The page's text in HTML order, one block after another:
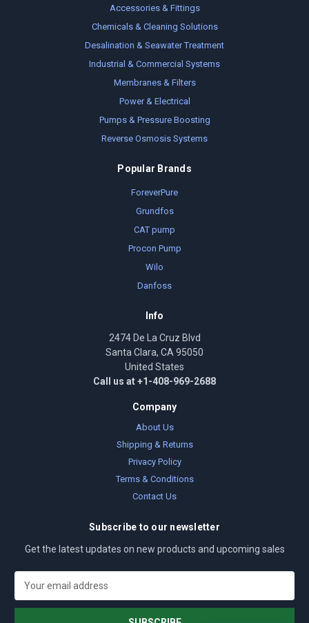
Accessories & Fittings
Chemicals & Cleaning Solutions
Desalination & Seawater Treatment
Industrial & Commercial Systems
Membranes & Filters
Power & Electrical
Pumps & Pressure Boosting
Reverse Osmosis Systems
Popular Brands
ForeverPure
Grundfos
CAT pump
Procon Pump
Wilo
Danfoss
Info
2474 De La Cruz Blvd
Santa Clara, CA 95050
United States
Call us at +1-408-969-2688
Company
About Us
Shipping & Returns
Privacy Policy
Terms & Conditions
Contact Us
Subscribe to our newsletter
Get the latest updates on new products and upcoming sales
a